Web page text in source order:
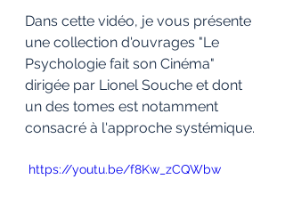
Dans cette vidéo, je vous présente
une collection d'ouvrages "Le
Psychologie fait son Cinéma"
dirigée par Lionel Souche et dont
un des tomes est notamment
consacré à l'approche systémique.
https://youtu.be/f8Kw_zCQWbw